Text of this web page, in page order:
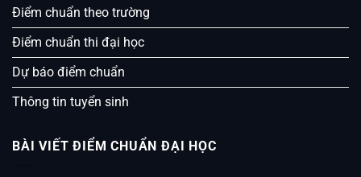
Điểm chuẩn theo trường
Điểm chuẩn thi đại học
Dự báo điểm chuẩn
Thông tin tuyển sinh
BÀI VIẾT ĐIỂM CHUẨN ĐẠI HỌC